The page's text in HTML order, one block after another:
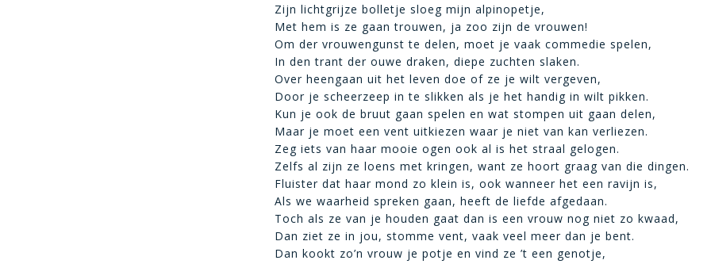
Zijn lichtgrijze bolletje sloeg mijn alpinopetje,
Met hem is ze gaan trouwen, ja zoo zijn de vrouwen!
Om der vrouwengunst te delen, moet je vaak commedie spelen,
In den trant der ouwe draken, diepe zuchten slaken.
Over heengaan uit het leven doe of ze je wilt vergeven,
Door je scheerzeep in te slikken als je het handig in wilt pikken.
Kun je ook de bruut gaan spelen en wat stompen uit gaan delen,
Maar je moet een vent uitkiezen waar je niet van kan verliezen.
Zeg iets van haar mooie ogen ook al is het straal gelogen.
Zelfs al zijn ze loens met kringen, want ze hoort graag van die dingen.
Fluister dat haar mond zo klein is, ook wanneer het een ravijn is,
Als we waarheid spreken gaan, heeft de liefde afgedaan.
Toch als ze van je houden gaat dan is een vrouw nog niet zo kwaad,
Dan ziet ze in jou, stomme vent, vaak veel meer dan je bent.
Dan kookt zo’n vrouw je potje en vind ze ’t een genotje,